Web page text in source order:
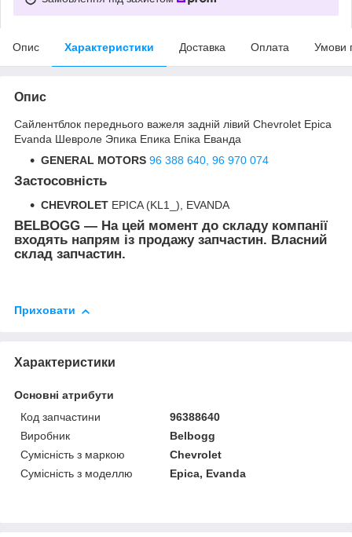
Опис Характеристики Доставка Оплата Умови
Опис
Сайлентблок переднього важеля задній лівий Chevrolet Epica
Evanda Шевроле Эпика Епика Епіка Еванда
GENERAL MOTORS 96 388 640, 96 970 074
Застосовність
CHEVROLET EPICA (KL1_), EVANDA
BELBOGG — На цей момент до складу компанії
входять напрям із продажу запчастин. Власний
склад запчастин.
Приховати
Характеристики
Основні атрибути
Код запчастини
96388640
Виробник
Belbogg
Сумісність з маркою
Chevrolet
Сумісність з моделлю
Epica, Evanda